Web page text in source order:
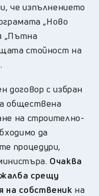
че изпълнението
„Ново
„Пътна
стойност на
договор с избран
обществена
на строително-
да
процедури,
Очаква
срещу
на собственик на